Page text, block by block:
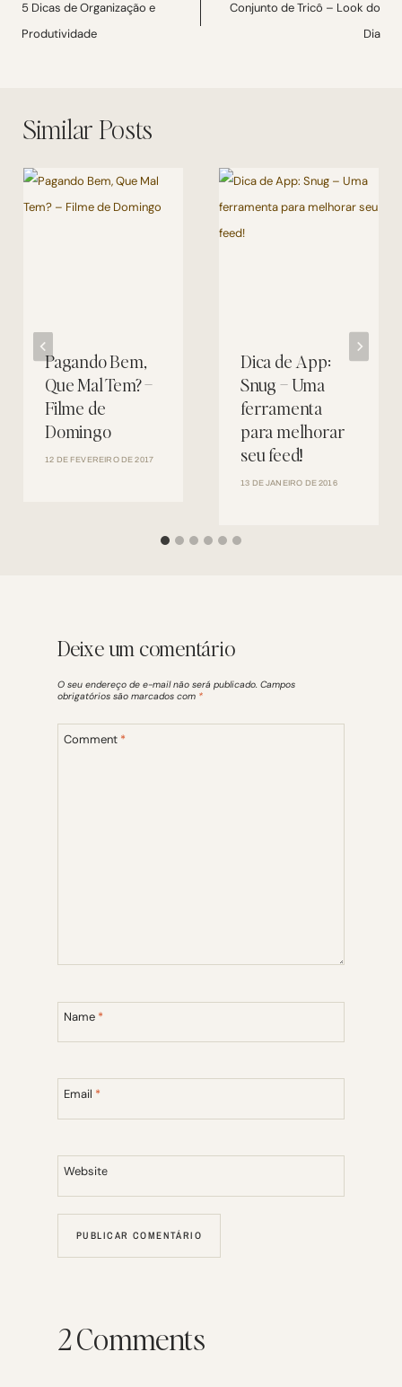
de
Post
5 Dicas de Organização e
Produtividade
Conjunto de Tricô – Look do
Dia
Similar Posts
Pagando Bem,
Que Mal Tem? –
Filme de
Domingo
12 DE FEVEREIRO DE 2017
Dica de App:
Snug – Uma
ferramenta
para melhorar
seu feed!
13 DE JANEIRO DE 2016
Deixe um comentário
O seu endereço de e-mail não será publicado. Campos
obrigatórios são marcados com *
Comment *
Name *
Email *
Website
2 Comments